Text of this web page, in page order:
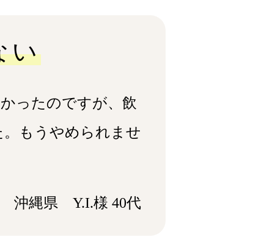
い
ったのですが、飲
もうやめられませ
沖縄県 Y.I.様 40代